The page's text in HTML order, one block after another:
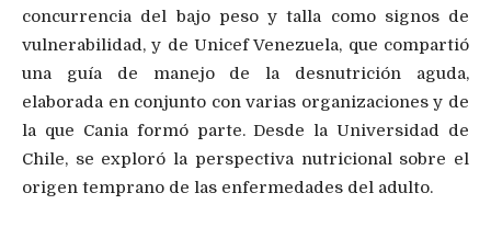
concurrencia del bajo peso y talla como signos de
vulnerabilidad, y de Unicef Venezuela, que compartió
una guía de manejo de la desnutrición aguda,
elaborada en conjunto con varias organizaciones y de
la que Cania formó parte. Desde la Universidad de
Chile, se exploró la perspectiva nutricional sobre el
origen temprano de las enfermedades del adulto.